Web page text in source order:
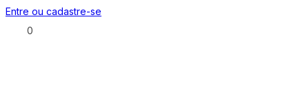
Entre ou cadastre-se
0